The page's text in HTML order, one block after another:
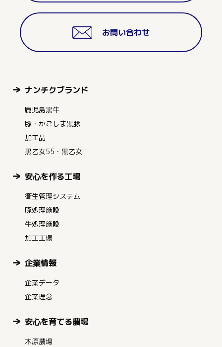
お問い合わせ
ナンチクブランド
鹿児島黒牛
豚・かごしま黒豚
加工品
黒乙女55・黒乙女
安心を作る工場
衛生管理システム
豚処理施設
牛処理施設
加工工場
企業情報
企業データ
企業理念
安心を育てる農場
木原農場